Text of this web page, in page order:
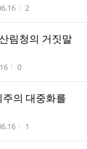
간 조회수
2
림청의 거짓말
조회수
0
의 대중화를
간 조회수
1